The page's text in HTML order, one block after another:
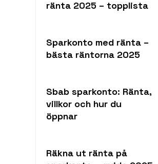
ränta 2025 – topplista
Sparkonto med ränta –
bästa räntorna 2025
Sbab sparkonto: Ränta,
villkor och hur du
öppnar
Räkna ut ränta på